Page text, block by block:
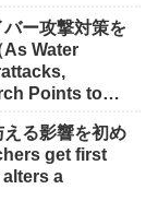
ー攻撃対策を
As Water
Points to
る影響を初め
get first
a